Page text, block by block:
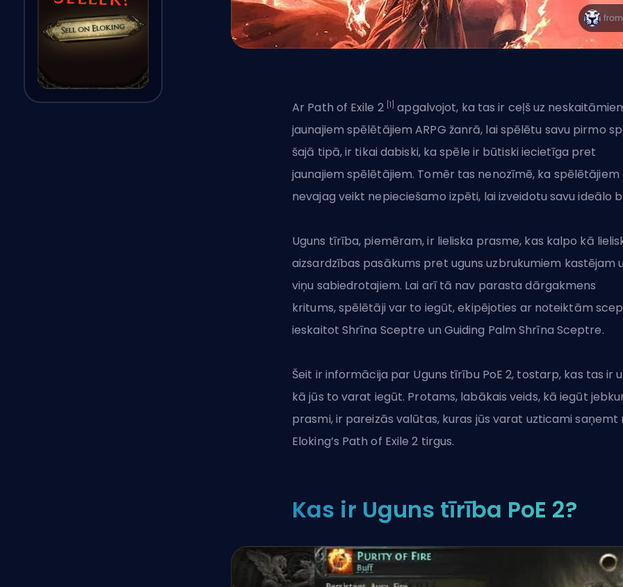
Ar Path of Exile 2 [1] apgalvojot, ka tas ir ceļš uz
jaunajiem spēlētājiem ARPG žanrā, lai spēlētu savu pirmo
šajā tipā, ir tikai dabiski, ka spēle ir būtiski iecietīga pret
jaunajiem spēlētājiem. Tomēr tas nenozīmē, ka spēlētājiem
nevajag veikt nepieciešamo izpēti, lai izveidotu savu ideālo
Uguns tīrība, piemēram, ir lieliska prasme, kas kalpo kā
aizsardzības pasākums pret uguns uzbrukumiem kastējam
viņu sabiedrotajiem. Lai arī tā nav parasta dārgakmens
kritums, spēlētāji var to iegūt, ekipējoties ar noteiktām
ieskaitot Shrīna Sceptre un Guiding Palm Shrīna Sceptre.
Šeit ir informācija par Uguns tīrību PoE 2, tostarp, kas tas ir
kā jūs to varat iegūt. Protams, labākais veids, kā iegūt
prasmi, ir pareizās valūtas, kuras jūs varat uzticami saņemt
Eloking’s Path of Exile 2 tirgus.
Kas ir Uguns tīrība PoE 2?